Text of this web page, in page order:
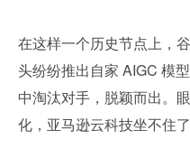
在这样一个历史节点上，谷
头纷纷推出自家 AIGC 模
中淘汰对手，脱颖而出。
化，亚马逊云科技坐不住了